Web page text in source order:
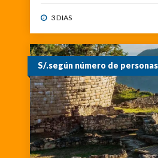
3 DIAS
S/.según número de personas